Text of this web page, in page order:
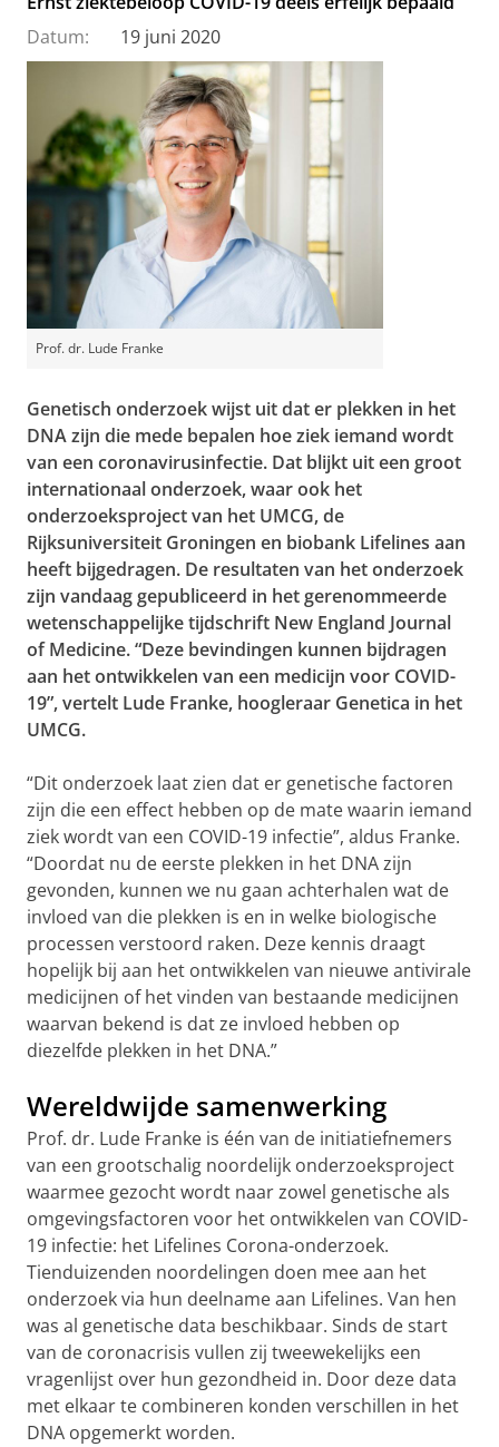
Datum:
19 juni 2020
Prof. dr. Lude Franke
Genetisch onderzoek wijst uit dat er plekken in het
DNA zijn die mede bepalen hoe ziek iemand wordt
van een coronavirusinfectie. Dat blijkt uit een groot
internationaal onderzoek, waar ook het
onderzoeksproject van het UMCG, de
Rijksuniversiteit Groningen en biobank Lifelines aan
heeft bijgedragen. De resultaten van het onderzoek
zijn vandaag gepubliceerd in het gerenommeerde
wetenschappelijke tijdschrift New England Journal
of Medicine. “Deze bevindingen kunnen bijdragen
aan het ontwikkelen van een medicijn voor COVID-
19”, vertelt Lude Franke, hoogleraar Genetica in het
UMCG.
“Dit onderzoek laat zien dat er genetische factoren
zijn die een effect hebben op de mate waarin iemand
ziek wordt van een COVID-19 infectie”, aldus Franke.
“Doordat nu de eerste plekken in het DNA zijn
gevonden, kunnen we nu gaan achterhalen wat de
invloed van die plekken is en in welke biologische
processen verstoord raken. Deze kennis draagt
hopelijk bij aan het ontwikkelen van nieuwe antivirale
medicijnen of het vinden van bestaande medicijnen
waarvan bekend is dat ze invloed hebben op
diezelfde plekken in het DNA.”
Wereldwijde samenwerking
Prof. dr. Lude Franke is één van de initiatiefnemers
van een grootschalig noordelijk onderzoeksproject
waarmee gezocht wordt naar zowel genetische als
omgevingsfactoren voor het ontwikkelen van COVID-
19 infectie: het Lifelines Corona-onderzoek.
Tienduizenden noordelingen doen mee aan het
onderzoek via hun deelname aan Lifelines. Van hen
was al genetische data beschikbaar. Sinds de start
van de coronacrisis vullen zij tweewekelijks een
vragenlijst over hun gezondheid in. Door deze data
met elkaar te combineren konden verschillen in het
DNA opgemerkt worden.